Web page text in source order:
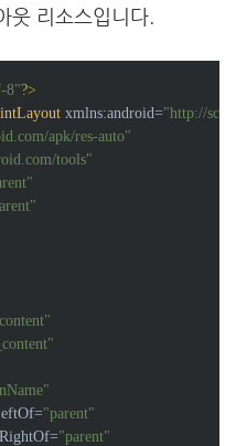
웃 리소스입니다.
8"?>
xmlns:android="http://
apk/res-auto"
tools"
="parent"
="parent"